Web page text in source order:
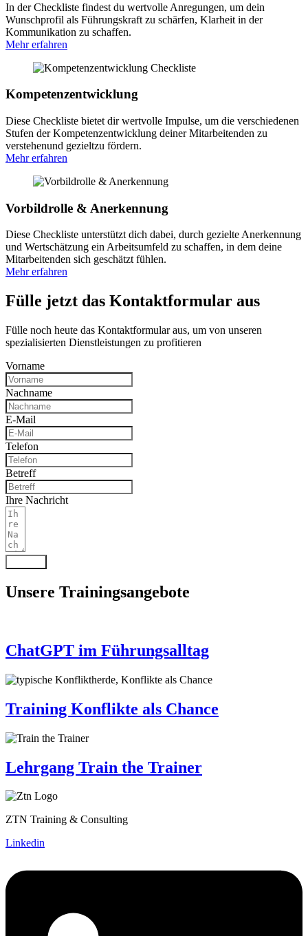
In der Checkliste findest du wertvolle Anregungen, um dein
Wunschprofil als Führungskraft zu schärfen, Klarheit in der
Kommunikation zu schaffen.
Mehr erfahren
Kompetenz­entwicklung
Diese Checkliste bietet dir wertvolle Impulse, um die verschiedenen
Stufen der Kompetenzentwicklung deiner Mitarbeitenden zu
verstehenund gezieltzu fördern.
Mehr erfahren
Vorbildrolle & Anerkennung
Diese Checkliste unterstützt dich dabei, durch gezielte Anerkennung
und Wertschätzung ein Arbeitsumfeld zu schaffen, in dem deine
Mitarbeitenden sich geschätzt fühlen.
Mehr erfahren
Fülle jetzt das Kontakt­­formular aus
Fülle noch heute das Kontaktformular aus, um von unseren
spezialisierten Dienstleistungen zu profitieren
Vorname
Nachname
E-Mail
Telefon
Betreff
Ihre Nachricht
Unsere Trainingsangebote
ChatGPT im Führungsalltag
Training Konflikte als Chance
Lehrgang Train the Trainer
ZTN Training & Consulting
Linkedin